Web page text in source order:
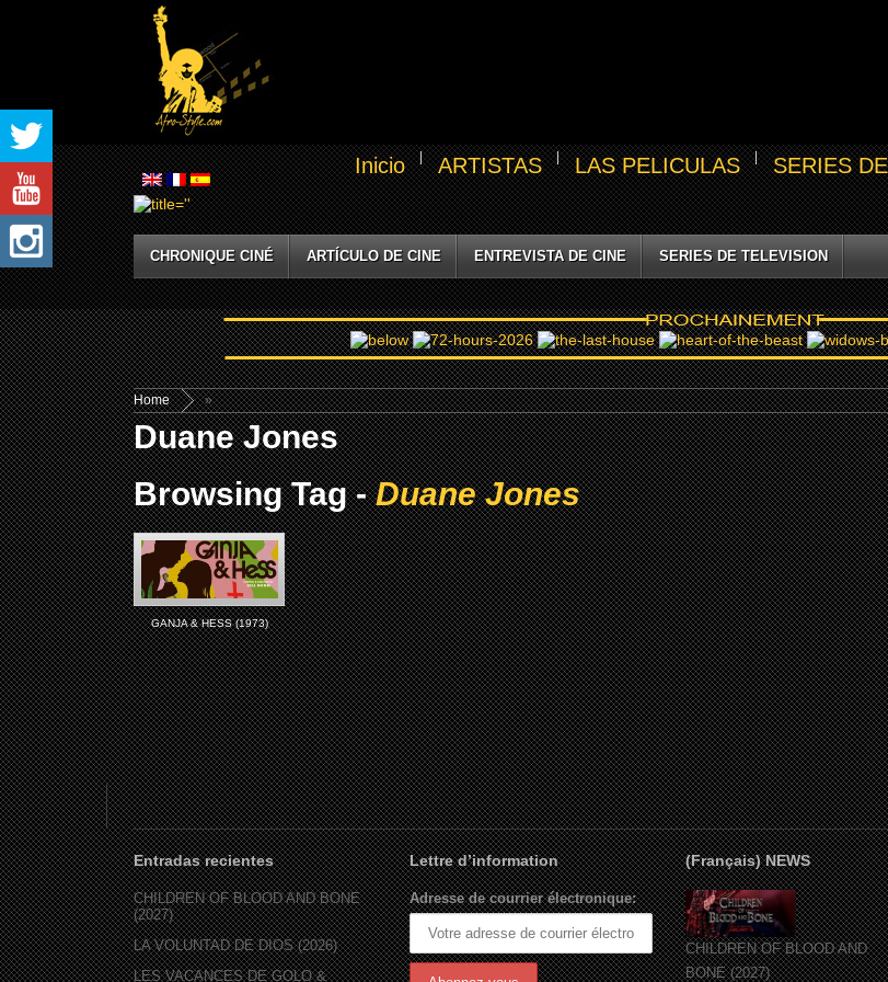
Inicio ARTISTAS LAS PELICULAS SERIES
CHRONIQUE CINÉ ARTÍCULO DE CINE ENTREVISTA DE CINE SERIES DE TELEVISION
Home »
Duane Jones
Browsing Tag -Duane Jones
GANJA & HESS (1973)
Entradas recientes
CHILDREN OF BLOOD AND BONE
(2027)
LA VOLUNTAD DE DIOS (2026)
LES VACANCES DE GOLO &
Lettre d’information
Adresse de courrier électronique:
(Français) NEWS
CHILDREN OF BLOOD AND
BONE (2027)